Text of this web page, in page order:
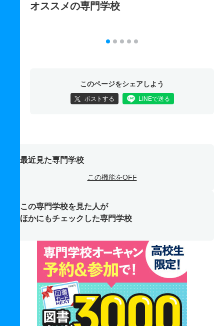
オススメの専門学校
このページをシェアしよう
ポストする LINEで送る
最近見た専門学校
この機能をOFF
この専門学校を見た人が
ほかにもチェックした専門学校